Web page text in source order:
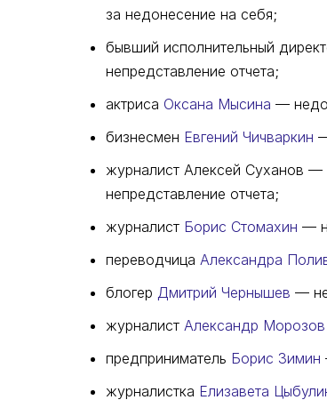
за недонесение на себя;
бывший исполнительный
непредставление отчета;
актриса Оксана Мысина —
бизнесмен Евгений Чичваркин
журналист Алексей Суханов —
непредставление отчета;
журналист Борис Стомахин —
переводчица Александра
блогер Дмитрий Чернышев —
журналист Александр Морозов
предприниматель Борис Зимин
журналистка Елизавета